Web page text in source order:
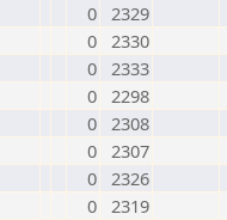
0 2329
0 2330
0 2333
0 2298
0 2308
0 2307
0 2326
0 2319